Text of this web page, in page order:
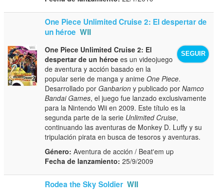
One Piece Unlimited Cruise 2: El despertar de
un héroe WII
SEGUIR
One Piece Unlimited Cruise 2: El
despertar de un héroe es un videojuego
de aventura y acción basado en la
popular serie de manga y animeOne Piece.
Desarrollado porGanbarion y publicado porNamco
Bandai Games, el juego fue lanzado exclusivamente
para la Nintendo Wii en 2009. Este título es la
segunda parte de la serie Unlimited Cruise,
continuando las aventuras de Monkey D. Luffy y su
tripulación pirata en busca de tesoros y aventuras.
Género: Aventura de acción / Beat'em up
Fecha de lanzamiento: 25/9/2009
Rodea the Sky Soldier WII